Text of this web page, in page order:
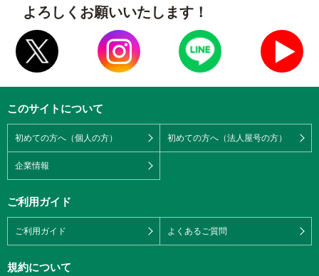
よろしくお願いいたします！
このサイトについて
初めての方へ（個人の方） 初めての方へ（法人屋号の方）
企業情報
ご利用ガイド
ご利用ガイド よくあるご質問
規約について